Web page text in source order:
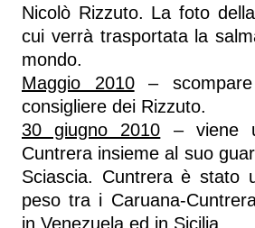
Nicolò Rizzuto. La foto
cui verrà trasportata la
mondo.
Maggio 2010– scompare
consigliere dei Rizzuto.
30 giugno 2010 – viene
Cuntrera insieme al suo
Sciascia. Cuntrera è stato
peso tra i Caruana-
in Venezuela ed in Sicilia.